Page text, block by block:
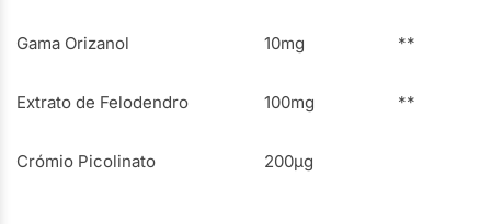
Gama Orizanol 10mg **
Extrato de Felodendro 100mg **
Crómio Picolinato 200µg